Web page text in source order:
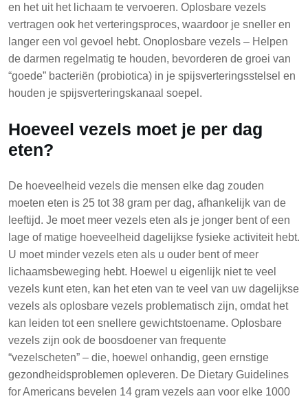
en het uit het lichaam te vervoeren. Oplosbare vezels
vertragen ook het verteringsproces, waardoor je sneller en
langer een vol gevoel hebt. Onoplosbare vezels – Helpen
de darmen regelmatig te houden, bevorderen de groei van
“goede” bacteriën (probiotica) in je spijsverteringsstelsel en
houden je spijsverteringskanaal soepel.
Hoeveel vezels moet je per dag
eten?
De hoeveelheid vezels die mensen elke dag zouden
moeten eten is 25 tot 38 gram per dag, afhankelijk van de
leeftijd. Je moet meer vezels eten als je jonger bent of een
lage of matige hoeveelheid dagelijkse fysieke activiteit hebt.
U moet minder vezels eten als u ouder bent of meer
lichaamsbeweging hebt. Hoewel u eigenlijk niet te veel
vezels kunt eten, kan het eten van te veel van uw dagelijkse
vezels als oplosbare vezels problematisch zijn, omdat het
kan leiden tot een snellere gewichtstoename. Oplosbare
vezels zijn ook de boosdoener van frequente
“vezelscheten” – die, hoewel onhandig, geen ernstige
gezondheidsproblemen opleveren. De Dietary Guidelines
for Americans bevelen 14 gram vezels aan voor elke 1000